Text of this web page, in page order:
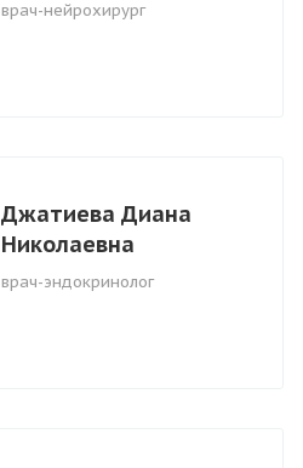
врач-нейрохирург
Джатиева Диана
Николаевна
врач-эндокринолог